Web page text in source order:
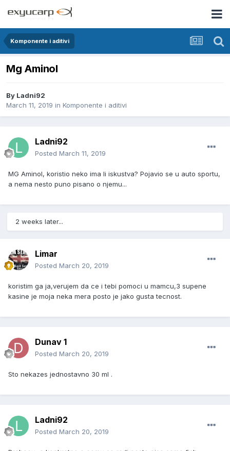
Komponente i aditivi
Mg Aminol
By Ladni92
March 11, 2019 in Komponente i aditivi
Ladni92
Posted March 11, 2019
MG Aminol, koristio neko ima li iskustva? Pojavio se u auto sportu,
a nema nesto puno pisano o njemu...
2 weeks later...
Limar
Posted March 20, 2019
koristim ga ja,verujem da ce i tebi pomoci u mamcu,3 supene
kasine je moja neka mera posto je jako gusta tecnost.
Dunav 1
Posted March 20, 2019
Sto nekazes jednostavno 30 ml .
Ladni92
Posted March 20, 2019